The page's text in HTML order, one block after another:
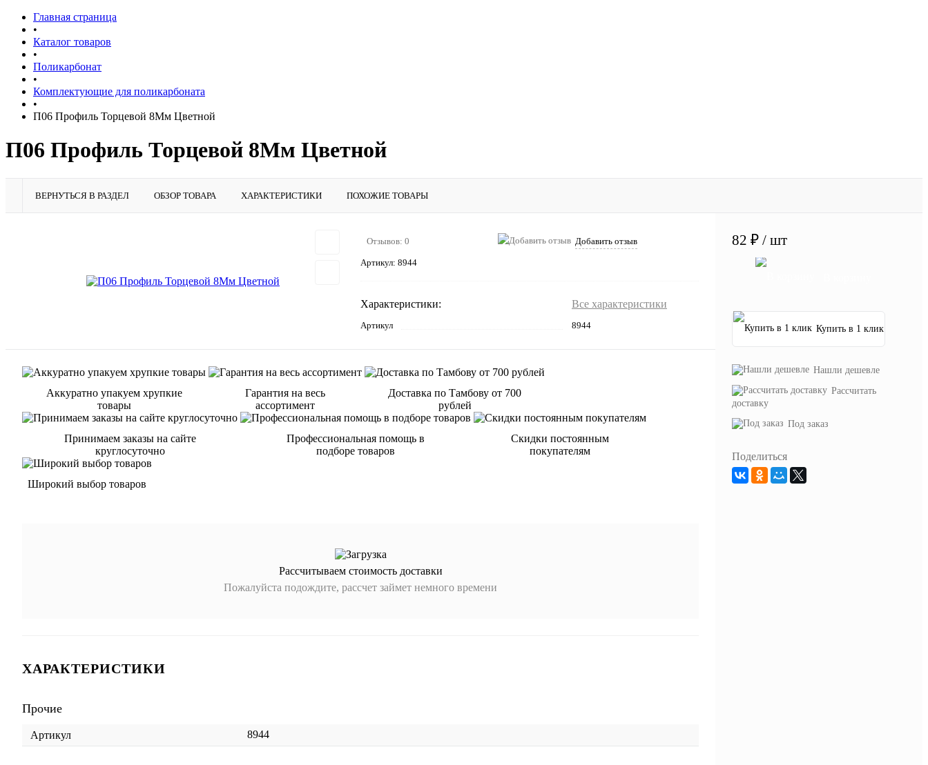
Главная страница
•
Каталог товаров
•
Поликарбонат
•
Комплектующие для поликарбоната
•
П06 Профиль Торцевой 8Мм Цветной
П06 Профиль Торцевой 8Мм Цветной
ВЕРНУТЬСЯ В РАЗДЕЛ ОБЗОР ТОВАРА ХАРАКТЕРИСТИКИ ПОХОЖИЕ ТОВАРЫ
Отзывов: 0 Добавить отзыв
Артикул: 8944
Характеристики: Все характеристики
Артикул 8944
Аккуратно упакуем хрупкие
товары
Гарантия на весь
ассортимент
Доставка по Тамбову от 700
рублей
Принимаем заказы на сайте
круглосуточно
Профессиональная помощь в
подборе товаров
Скидки постоянным
покупателям
Широкий выбор товаров
Рассчитываем стоимость доставки
Пожалуйста подождите, рассчет займет немного времени
ХАРАКТЕРИСТИКИ
Прочие
Артикул 8944
82 ₽ / шт
Купить в 1 клик
Нашли дешевле
Рассчитать
доставку
Под заказ
Поделиться